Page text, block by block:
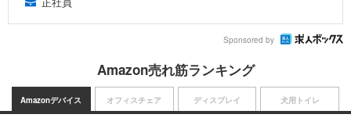
Sponsored by
Amazon売れ筋ランキング
Amazonデバイス オフィスチェア ディスプレイ 犬用トイレ